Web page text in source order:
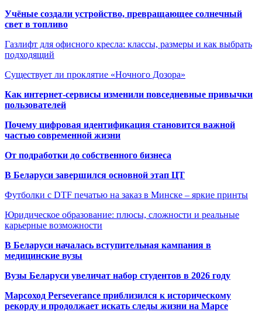
Учёные создали устройство, превращающее солнечный
свет в топливо
Газлифт для офисного кресла: классы, размеры и как выбрать
подходящий
Существует ли проклятие «Ночного Дозора»
Как интернет-сервисы изменили повседневные привычки
пользователей
Почему цифровая идентификация становится важной
частью современной жизни
От подработки до собственного бизнеса
В Беларуси завершился основной этап ЦТ
Футболки с DTF печатью на заказ в Минске – яркие принты
Юридическое образование: плюсы, сложности и реальные
карьерные возможности
В Беларуси началась вступительная кампания в
медицинские вузы
Вузы Беларуси увеличат набор студентов в 2026 году
Марсоход Perseverance приблизился к историческому
рекорду и продолжает искать следы жизни на Марсе